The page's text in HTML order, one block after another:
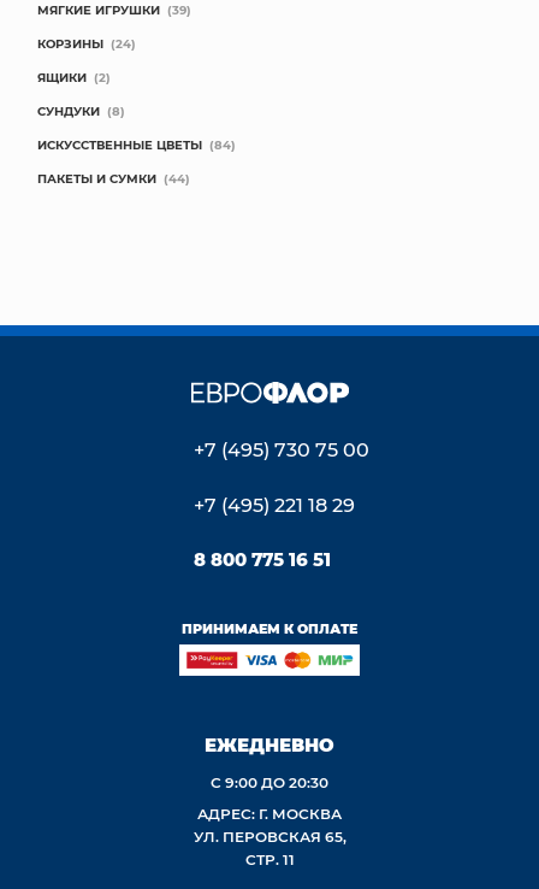
МЯГКИЕ ИГРУШКИ (39)
КОРЗИНЫ (24)
ЯЩИКИ (2)
СУНДУКИ (8)
ИСКУССТВЕННЫЕ ЦВЕТЫ (84)
ПАКЕТЫ И СУМКИ (44)
+7 (495) 730 75 00
+7 (495) 221 18 29
8 800 775 16 51
ПРИНИМАЕМ К ОПЛАТЕ
ЕЖЕДНЕВНО
С 9:00 ДО 20:30
АДРЕС: Г. МОСКВА
УЛ. ПЕРОВСКАЯ 65,
СТР. 11